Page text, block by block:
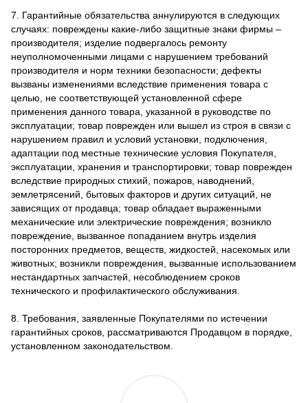
7. Гарантийные обязательства аннулируются в следующих
случаях: повреждены какие-либо защитные знаки фирмы –
производителя; изделие подвергалось ремонту
неуполномоченными лицами с нарушением требований
производителя и норм техники безопасности; дефекты
вызваны изменениями вследствие применения товара с
целью, не соответствующей установленной сфере
применения данного товара, указанной в руководстве по
эксплуатации; товар поврежден или вышел из строя в связи с
нарушением правил и условий установки, подключения,
адаптации под местные технические условия Покупателя,
эксплуатации, хранения и транспортировки; товар поврежден
вследствие природных стихий, пожаров, наводнений,
землетрясений, бытовых факторов и других ситуаций, не
зависящих от продавца; товар обладает выраженными
механические или электрические повреждения; возникло
повреждение, вызванное попаданием внутрь изделия
посторонних предметов, веществ, жидкостей, насекомых или
животных; возникли повреждения, вызванные использованием
нестандартных запчастей, несоблюдением сроков
технического и профилактического обслуживания.
8. Требования, заявленные Покупателями по истечении
гарантийных сроков, рассматриваются Продавцом в порядке,
установленном законодательством.